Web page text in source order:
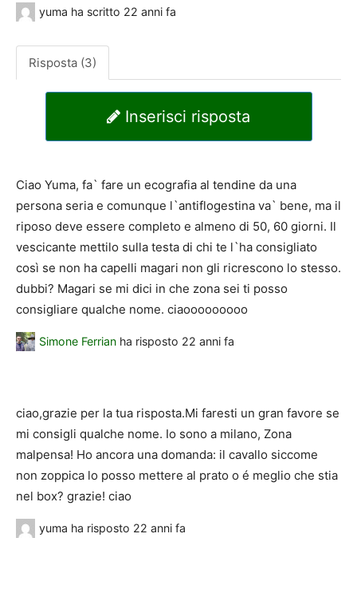
yuma ha scritto 22 anni fa
Risposta (3)
Inserisci risposta
Ciao Yuma, fa` fare un ecografia al tendine da una
persona seria e comunque l`antiflogestina va` bene, ma il
riposo deve essere completo e almeno di 50, 60 giorni. Il
vescicante mettilo sulla testa di chi te l`ha consigliato
così se non ha capelli magari non gli ricrescono lo stesso.
dubbi? Magari se mi dici in che zona sei ti posso
consigliare qualche nome. ciaooooooooo
Simone Ferrian ha risposto 22 anni fa
ciao,grazie per la tua risposta.Mi faresti un gran favore se
mi consigli qualche nome. Io sono a milano, Zona
malpensa! Ho ancora una domanda: il cavallo siccome
non zoppica lo posso mettere al prato o é meglio che stia
nel box? grazie! ciao
yuma ha risposto 22 anni fa